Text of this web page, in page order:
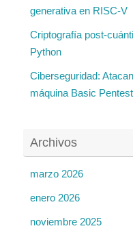
generativa en RISC-V
Criptografía post-
Python
Ciberseguridad:
máquina Basic
Archivos
marzo 2026
enero 2026
noviembre 2025